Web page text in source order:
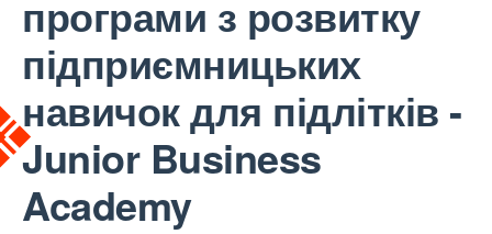
програми з розвитку
підприємницьких
навичок для підлітків -
Junior Business
Academy